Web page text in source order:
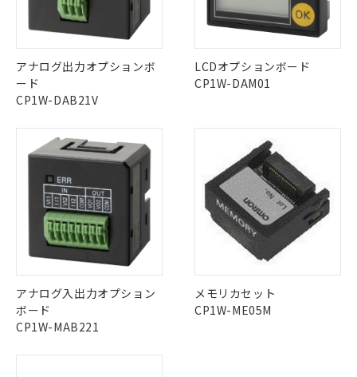
この製品のRoHS/REACH対応状況ページへ
アナログ出力オプションボ
ード
CP1W-DAB21V
LCDオプションボード
CP1W-DAM01
アナログ入出力オプション
ボード
CP1W-MAB221
メモリカセット
CP1W-ME05M
ご利用ください。
本サービスは、当社制御機器事業取扱
商品の当社在庫状況および標準価格
(税抜)を提供させていただくもので
す。
当社制御機器事業取扱商品の中には、
本サービスの対象外となる商品もある
ことをご了承ください。
在庫状況および標準価格照会結果は、
記載している更新日時点での社内デー
タに基づき作成されるものであり、閲
覧された時点での実際の在庫および標
準価格とは異なる場合があることをご
了承ください。
正式な納期状況および標準価格はお客
様のお取引先、またはお客様担当のオ
ムロン制御機器販売店・当社販売員に
オムロン制御機器販売店や当社販売拠
ください。
定はありません。
調査・確認中：EU RoHS指令（10物質）の
非含有の対応状況を調査中または確認中の
商品です。
非該当品：ライセンス料など無形物で、有
害物質有無と関係のない商品です。
いたものが、含有品と判明した場合などや
むを得ず変更することがあります。
*EU RoHS指令（10物質）：
鉛(Pb) 1000ppm以下、 水銀(Hg) 1000ppm以下、 カド
ミウム(Cd) 100ppm以下、
六価クロム(Cr(Ⅵ)) 1000ppm以下、ポリ臭化ビフェニル
類(PBB) 1000ppm以下、ポリ臭化ジフェニルエーテル類
(PBDE) 1000ppm以下、フタル酸ビス(2-エチルヘキシ
ル) (DEHP)(別名：DOP) 1000ppm以下、フタル酸ブチ
ルベンジル（BBP） 1000ppm以下、フタル酸ジブチル
(DIBP) 1000ppm以下
但し、RoHS指令で産業用監視および制御機器に対する
フタル酸エステル類の４物質については閾値を超える意
※1 中国RoHS○×表
「○」：最大均質材料含有率が中国RoHSの
基準値以下であることを示します。
基準値を超えていることを示します。
「－」：未確認です。当社販売部門へお問
い合わせください。
*中国RoHS10物質の基準値 (GB/T26572)：
Pb(鉛) :1000ppm、 Hg(水銀) : 1000ppm、 Cd(カドミウ
ム) : 100ppm、
Cr(Ⅵ)(六価クロム) : 1000ppm、 PBBs(ポリ臭化ビフェ
ニル類) : 1000ppm、 PBDEs(ポリ臭化ジフェニルエーテ
ル類) : 1000ppm、
DBP(フタル酸ジブチル) : 1000ppm、 DIBP(フタル酸ジ
ル) : 1000ppm、
DEHP(フタル酸ビス(2-エチルヘキシル)) : 1000ppm
※2 環境保護使用期限
当社は、これら貴社製品のうち、外国
為替および外国貿易法に定める商品
（以下｢規制貨物等」という）を輸出
または国外への提供する場合は、日本
国政府の輸出許可(または役務取引許
可)を取得するなどの必要な手続きを
とります。
当社は規制貨物を破棄する場合は、完
全に破砕するなど、違法に輸出されな
いよう必要な手段を講じます。
当社は貴社製品を、核兵器、ミサイ
ル、化学兵器、生物兵器またはその他
使用いたしません。
記
号
説明
○ 一定数以上の在庫あり
△ 一定数には満たないが在庫あり
－
たはお客様担当のオムロン制御